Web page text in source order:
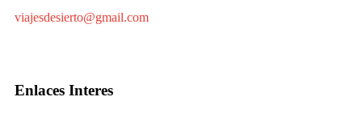
viajesdesierto@gmail.com
Enlaces Interes